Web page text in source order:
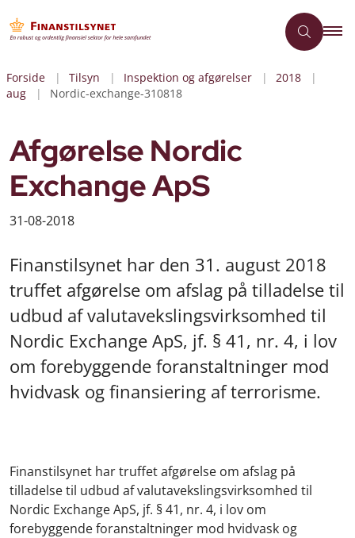
Forside Tilsyn Inspektion og afgørelser
2018
aug
Nordic-exchange-310818
Afgørelse Nordic
Exchange ApS
31-08-2018
Finanstilsynet har den 31. august 2018
truffet afgørelse om afslag på tilladelse til
udbud af valutavekslingsvirksomhed til
Nordic Exchange ApS, jf. § 41, nr. 4, i lov
om forebyggende foranstaltninger mod
hvidvask og finansiering af terrorisme.
Finanstilsynet har truffet afgørelse om afslag på
tilladelse til udbud af valutavekslingsvirksomhed til
Nordic Exchange ApS, jf. § 41, nr. 4, i lov om
forebyggende foranstaltninger mod hvidvask og